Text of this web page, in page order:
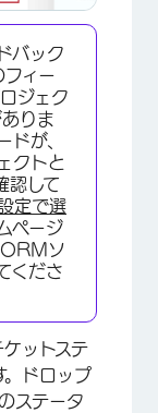
×
×
バック
ィー
ジェク
りま
ドが、
クトと
認して
定で選
ページ
ORMソ
くださ
ケットステ
。ドロップ
ステータ